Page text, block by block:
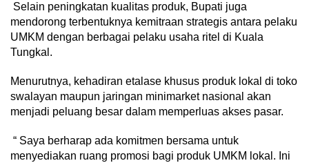
Selain peningkatan kualitas produk, Bupati juga
mendorong terbentuknya kemitraan strategis antara pelaku
UMKM dengan berbagai pelaku usaha ritel di Kuala
Tungkal.
Menurutnya, kehadiran etalase khusus produk lokal di toko
swalayan maupun jaringan minimarket nasional akan
menjadi peluang besar dalam memperluas akses pasar.
“ Saya berharap ada komitmen bersama untuk
menyediakan ruang promosi bagi produk UMKM lokal. Ini